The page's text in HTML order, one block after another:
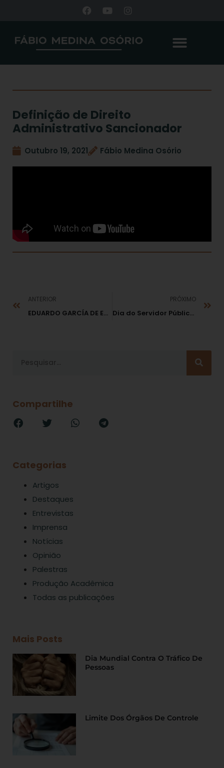
Definição de Direito
Administrativo Sancionador
Outubro 19, 2021 Fábio Medina Osório
ANTERIOR
EDUARDO GARCÍA DE ENTERRÍA Conheça a sua obra e sua importância
PRÓXIMO
Dia do Servidor Público no Brasil
Compartilhe
Categorias
Artigos
Destaques
Entrevistas
Imprensa
Notícias
Opinião
Palestras
Produção Acadêmica
Todas as publicações
Mais Posts
Dia Mundial Contra O Tráfico De
Pessoas
Limite Dos Órgãos De Controle